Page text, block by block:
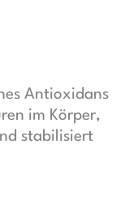
Antioxidans
im Körper,
stabilisiert